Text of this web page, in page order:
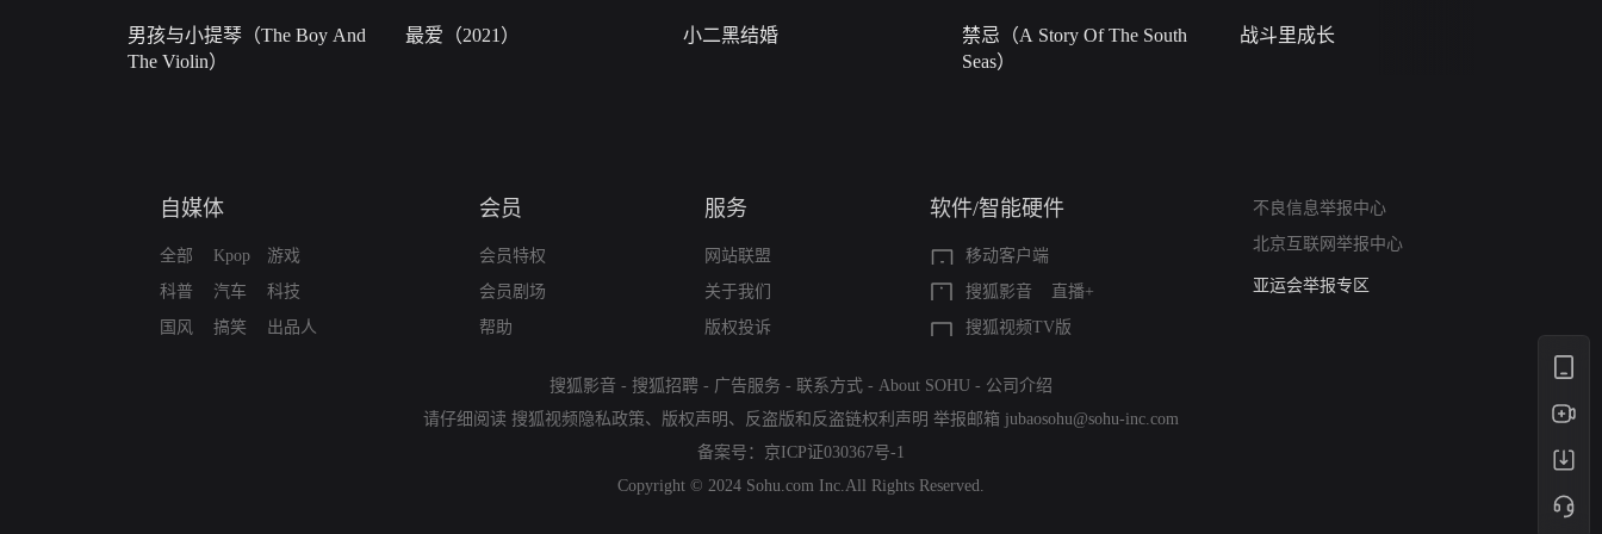
男孩与小提琴（The Boy And
The Violin）
最爱（2021） 小二黑结婚
禁忌（A Story Of The South
Seas）
战斗里成长
自媒体
全部
科普
国风
Kpop
汽车
搞笑
游戏
科技
出品人
会员
会员特权
会员剧场
帮助
服务
网站联盟
关于我们
版权投诉
软件/智能硬件
移动客户端
搜狐影音
直播+
搜狐视频TV版
不良信息举报中心
北京互联网举报中心
算法推荐专项举报
亚运会举报专区
搜狐影音 - 搜狐招聘 - 广告服务 - 联系方式 - About SOHU - 公司介绍
请仔细阅读 搜狐视频隐私政策、 版权声明 、 反盗版和反盗链权利声明 举报邮箱 jubaosohu@sohu-inc.com
备案号： 京ICP证030367号-1
Copyright © 2024 Sohu.com Inc.All Rights Reserved.